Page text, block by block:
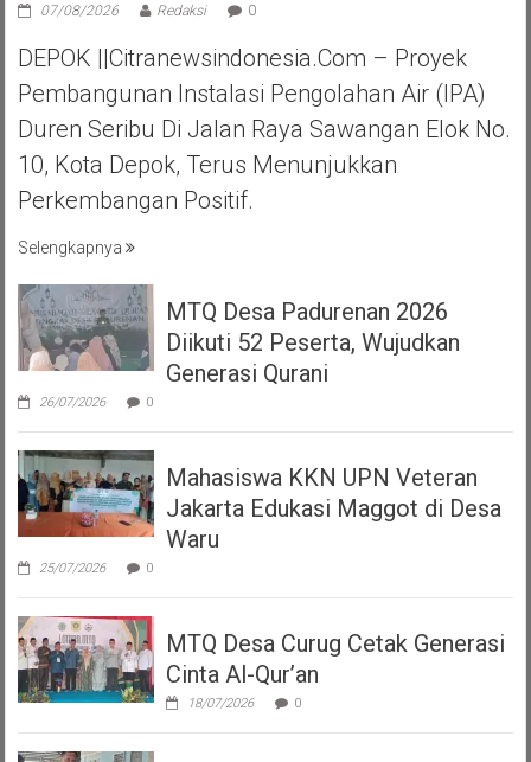
07/08/2026 Redaksi 0
DEPOK ||Citranewsindonesia.com – Proyek
Pembangunan Instalasi Pengolahan Air (IPA)
Duren Seribu Di Jalan Raya Sawangan Elok No.
10, Kota Depok, Terus Menunjukkan
Perkembangan Positif.
Selengkapnya
MTQ Desa Padurenan 2026
Diikuti 52 Peserta, Wujudkan
Generasi Qurani
26/07/2026 0
Mahasiswa KKN UPN Veteran
Jakarta Edukasi Maggot di Desa
Waru
25/07/2026 0
MTQ Desa Curug Cetak Generasi
Cinta Al-Qur’an
18/07/2026 0